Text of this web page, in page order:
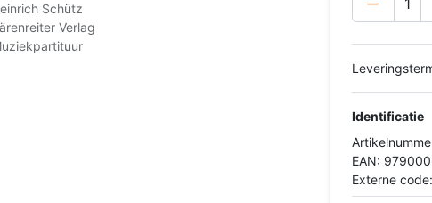
Schütz
Verlag
Identificatie
EAN:
Externe